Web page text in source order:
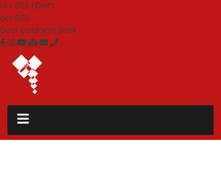
ckv DES | Delft
ckv DES
Door Eendracht Sterk
c.k.v. DES